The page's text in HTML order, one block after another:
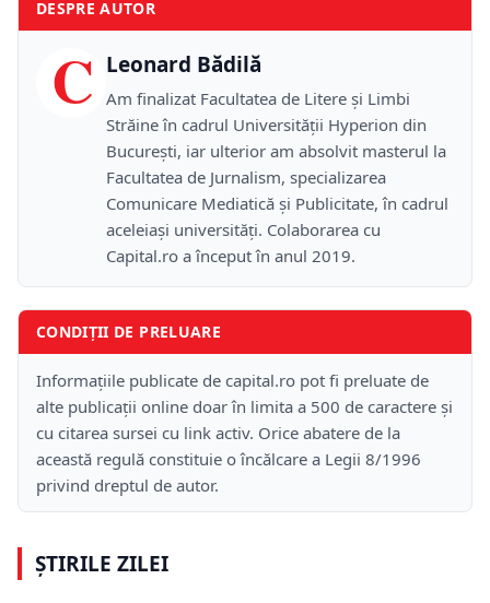
DESPRE AUTOR
C Leonard Bădilă
Am finalizat Facultatea de Litere și Limbi
Străine în cadrul Universității Hyperion din
București, iar ulterior am absolvit masterul la
Facultatea de Jurnalism, specializarea
Comunicare Mediatică și Publicitate, în cadrul
aceleiași universități. Colaborarea cu
Capital.ro a început în anul 2019.
CONDIȚII DE PRELUARE
Informațiile publicate de capital.ro pot fi preluate de
alte publicații online doar în limita a 500 de caractere și
cu citarea sursei cu link activ. Orice abatere de la
această regulă constituie o încălcare a Legii 8/1996
privind dreptul de autor.
ȘTIRILE ZILEI